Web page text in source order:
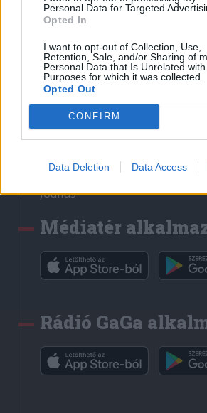
Personal Data for Targeted
Opted In
I want to opt-out of Collection, Use,
Retention, Sale, and/or Sharing of
Personal Data that Is Unrelated
Purposes for which it was collected.
Opted Out
CONFIRM
Data Deletion Data Access
Médiatér
Liget
Krónika
Bihari Napló
Erdélyi Napló
Főtér
Rádió GaGa
Jóállás
Médiatér
Rádió GaGa